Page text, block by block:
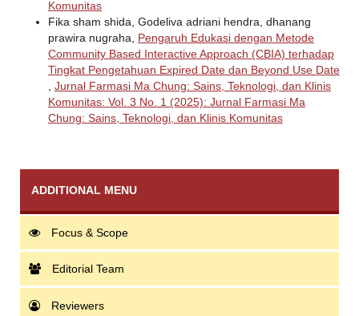
Komunitas
Fika sham shida, Godeliva adriani hendra, dhanang
prawira nugraha, Pengaruh Edukasi dengan Metode
Community Based Interactive Approach (CBIA) terhadap
Tingkat Pengetahuan Expired Date dan Beyond Use Date
Jurnal Farmasi Ma Chung: Sains, Teknologi, dan Klinis
Komunitas: Vol. 3 No. 1 (2025): Jurnal Farmasi Ma
Chung: Sains, Teknologi, dan Klinis Komunitas
ADDITIONAL MENU
Focus & Scope
Editorial Team
Reviewers